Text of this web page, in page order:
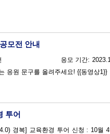
모전 안내
모전 응모 기간: 2023.10. 4(
응원 문구를 올려주세요! {{동영상1}}
투어
열람하기2024학년도 신